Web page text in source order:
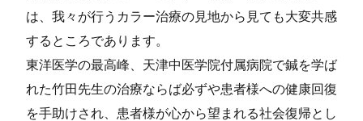
は、我々が行うカラー治療の見地から見ても大変共感
するところであります。
東洋医学の最高峰、天津中医学院付属病院で鍼を学ば
れた竹田先生の治療ならば必ずや患者様への健康回復
を手助けされ、患者様が心から望まれる社会復帰とし